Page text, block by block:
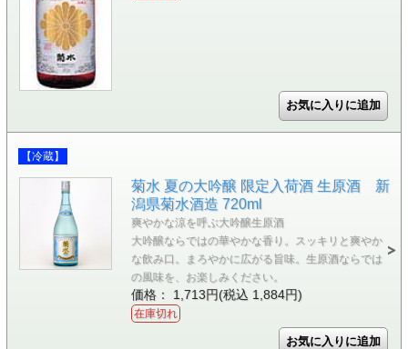
【冷蔵】
菊水 夏の大吟醸 限定入荷酒 生原酒 新
潟県菊水酒造 720ml
爽やかな涼を呼ぶ大吟醸生原酒
大吟醸ならではの華やかな香り。スッキリと爽やか
な飲み口。まろやかに広がる旨味。生原酒ならでは
の風味を、お楽しみください。
価格： 1,713円(税込 1,884円)
在庫切れ